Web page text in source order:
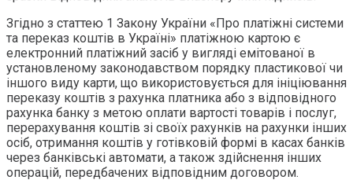
Згідно з статтею 1 Закону України «Про платіжні системи
та переказ коштів в Україні» платіжною картою є
електронний платіжний засіб у вигляді емітованої в
установленому законодавством порядку пластикової чи
іншого виду карти, що використовується для ініціювання
переказу коштів з рахунка платника або з відповідного
рахунка банку з метою оплати вартості товарів і послуг,
перерахування коштів зі своїх рахунків на рахунки інших
осіб, отримання коштів у готівковій формі в касах банків
через банківські автомати, а також здійснення інших
операцій, передбачених відповідним договором.